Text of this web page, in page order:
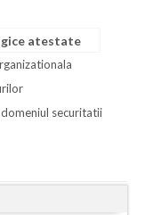
atestate
securitatii